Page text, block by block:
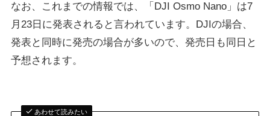
なお、これまでの情報では、「DJI Osmo Nano」は7
月23日に発表されると言われています。DJIの場合、
発表と同時に発売の場合が多いので、発売日も同日と
予想されます。
あわせて読みたい